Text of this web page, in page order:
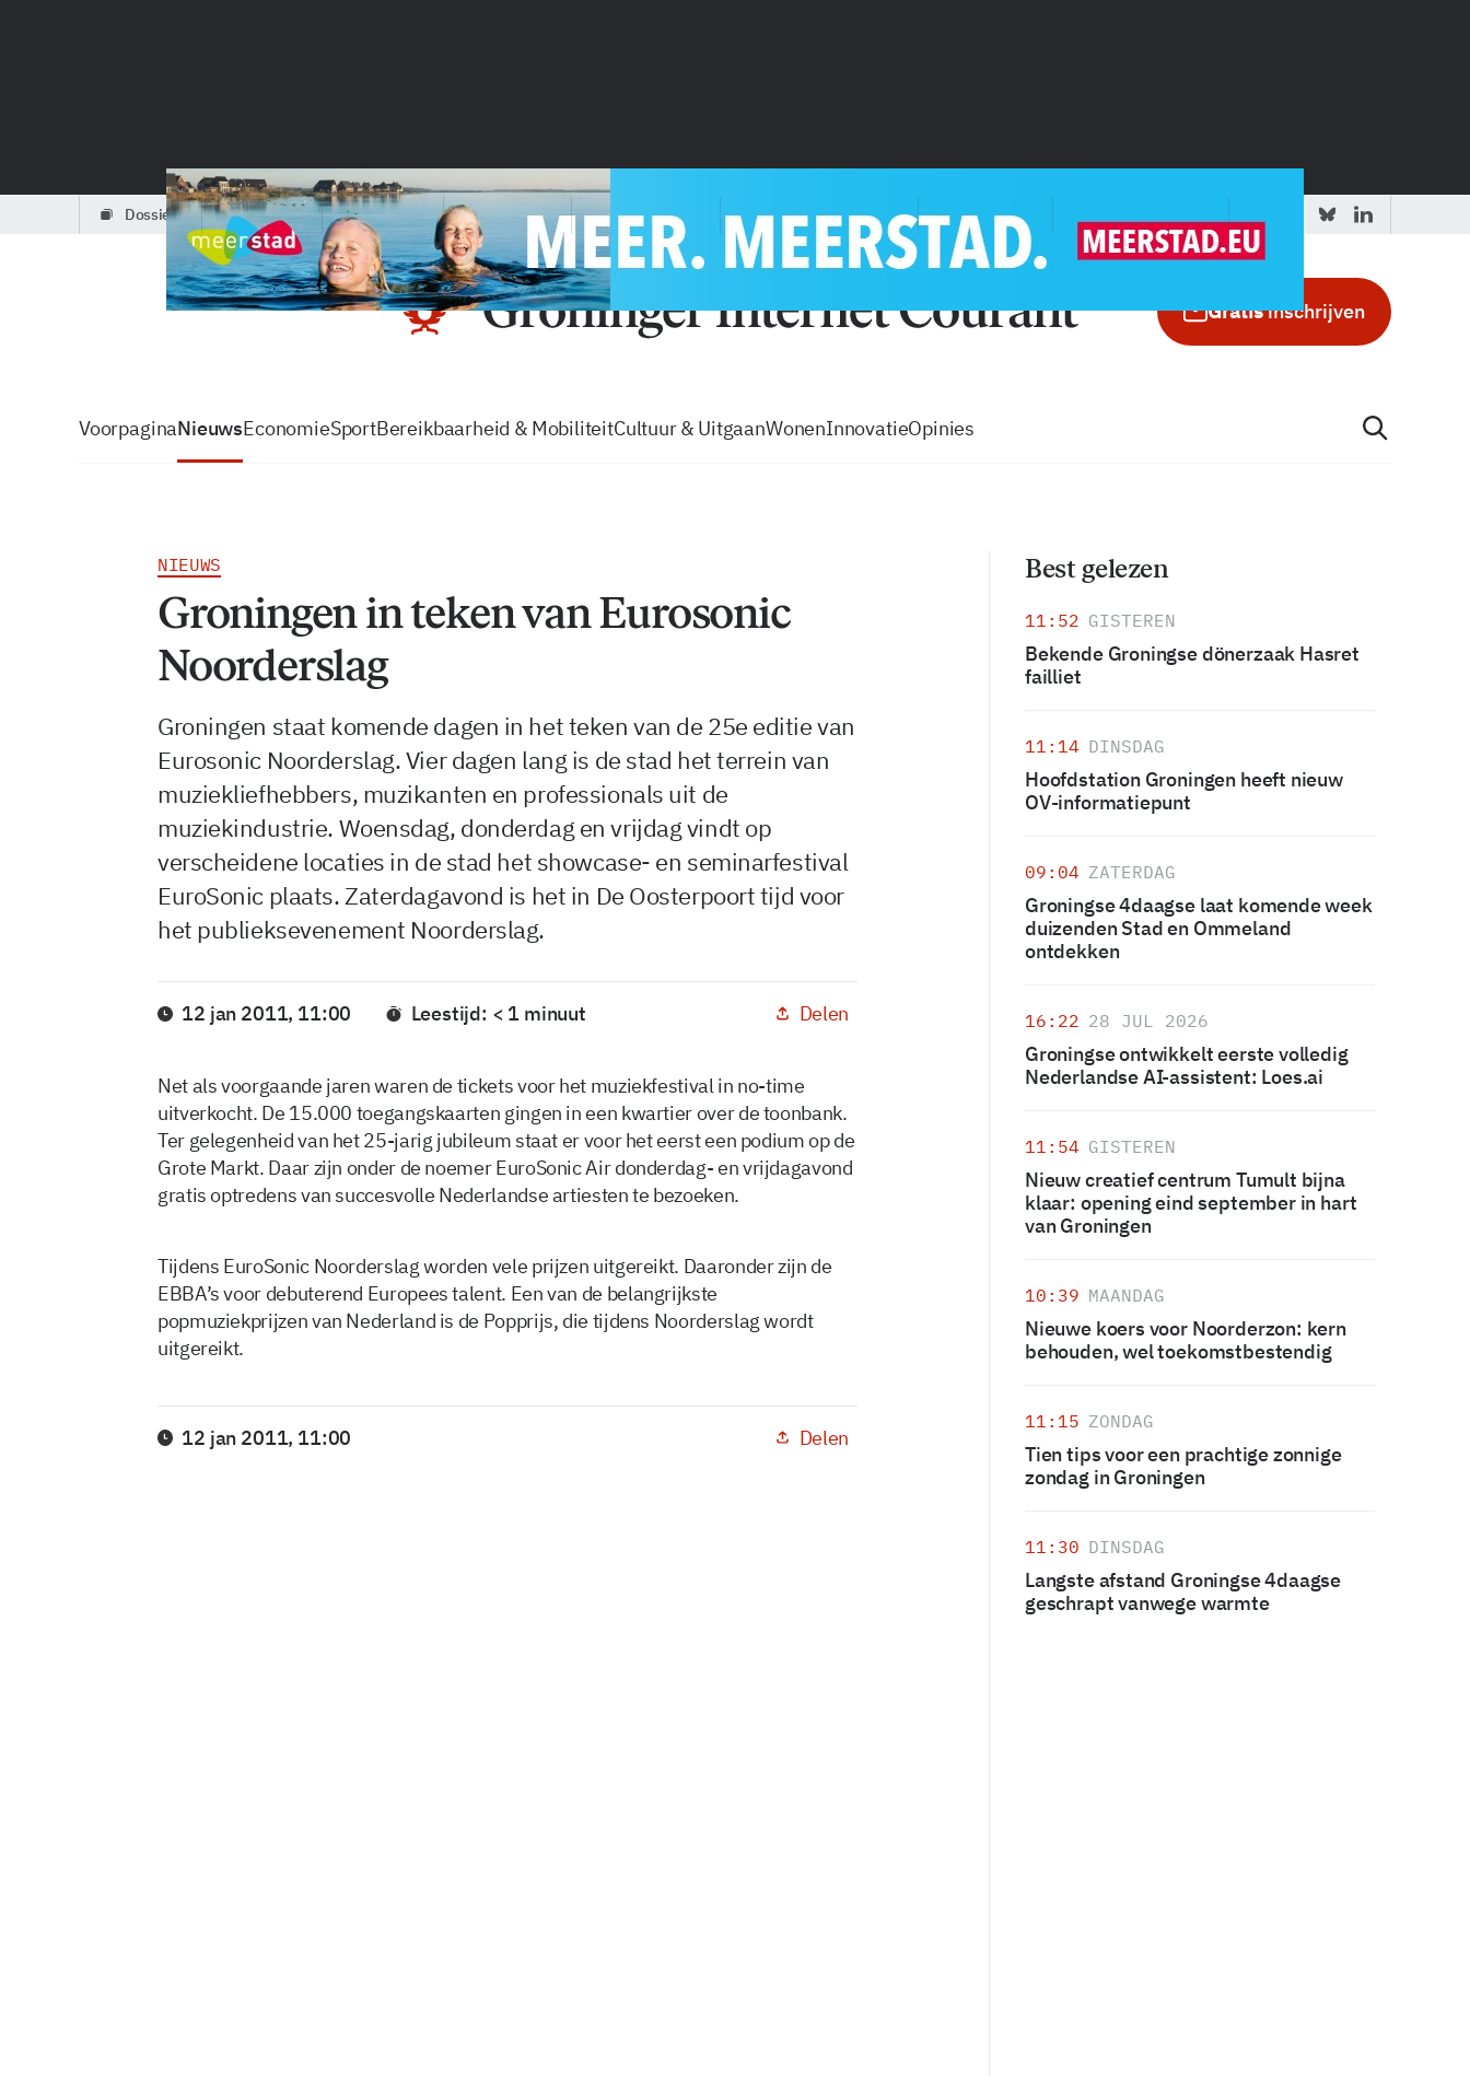
dossiers partners podcasts vacatures zo volg je de GIC Tip de redactie
Gratisinschrijven
VoorpaginaNieuwsEconomieSportBereikbaarheid & MobiliteitCultuur & UitgaanWonenInnovatieOpinies
NIEUWS
Groningen in teken van Eurosonic
Noorderslag
Groningen staat komende dagen in het teken van de 25e editie van
Eurosonic Noorderslag. Vier dagen lang is de stad het terrein van
muziekliefhebbers, muzikanten en professionals uit de
muziekindustrie. Woensdag, donderdag en vrijdag vindt op
verscheidene locaties in de stad het showcase- en seminarfestival
EuroSonic plaats. Zaterdagavond is het in De Oosterpoort tijd voor
het publieksevenement Noorderslag.
12 jan 2011, 11:00 Leestijd: < 1 minuut Delen
Net als voorgaande jaren waren de tickets voor het muziekfestival in no-time
uitverkocht. De 15.000 toegangskaarten gingen in een kwartier over de toonbank.
Ter gelegenheid van het 25-jarig jubileum staat er voor het eerst een podium op de
Grote Markt. Daar zijn onder de noemer EuroSonic Air donderdag- en vrijdagavond
gratis optredens van succesvolle Nederlandse artiesten te bezoeken.
Tijdens EuroSonic Noorderslag worden vele prijzen uitgereikt. Daaronder zijn de
EBBA’s voor debuterend Europees talent. Een van de belangrijkste
popmuziekprijzen van Nederland is de Popprijs, die tijdens Noorderslag wordt
uitgereikt.
12 jan 2011, 11:00 Delen
Best gelezen
11:52 GISTEREN
Bekende Groningse dönerzaak Hasret
failliet
11:14 DINSDAG
Hoofdstation Groningen heeft nieuw
OV-informatiepunt
09:04 ZATERDAG
Groningse 4daagse laat komende week
duizenden Stad en Ommeland
ontdekken
16:22 28 JUL 2026
Groningse ontwikkelt eerste volledig
Nederlandse AI-assistent: Loes.ai
11:54 GISTEREN
Nieuw creatief centrum Tumult bijna
klaar: opening eind september in hart
van Groningen
10:39 MAANDAG
Nieuwe koers voor Noorderzon: kern
behouden, wel toekomstbestendig
11:15 ZONDAG
Tien tips voor een prachtige zonnige
zondag in Groningen
11:30 DINSDAG
Langste afstand Groningse 4daagse
geschrapt vanwege warmte